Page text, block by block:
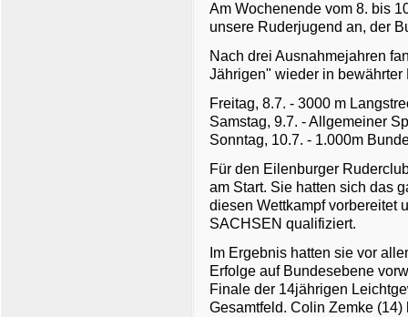
Am Wochenende vom 8. bis
unsere Ruderjugend an, der
Nach drei Ausnahmejahren
Jährigen" wieder in bewährter
Freitag, 8.7. - 3000 m
Samstag, 9.7. - Allgemeiner
Sonntag, 10.7. - 1.000m
Für den Eilenburger
am Start. Sie hatten sich das
diesen Wettkampf vorbereitet
SACHSEN qualifiziert.
Im Ergebnis hatten sie vor
Erfolge auf Bundesebene
Finale der 14jährigen
Gesamtfeld. Colin Zemke